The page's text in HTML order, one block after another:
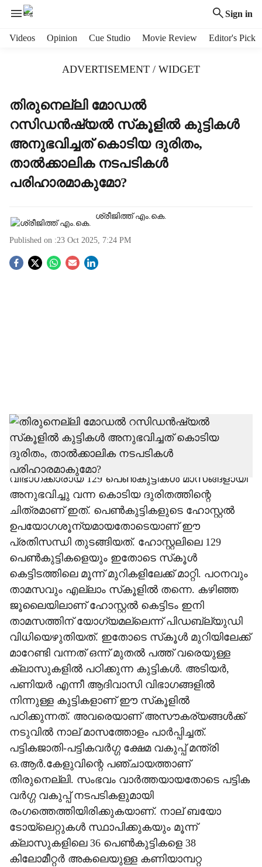
Sign in
Videos Opinion Cue Studio Movie Review Editor's Pick
ADVERTISEMENT / WIDGET
തിരുനെല്ലി മോഡല്‍
റസിഡന്‍ഷ്യല്‍ സ്‌കൂളില്‍ കുട്ടികള്‍
അനുഭവിച്ചത് കൊടിയ ദുരിതം,
താല്‍ക്കാലിക നടപടികള്‍
പരിഹാരമാകുമോ?
ശ്രീജിത്ത് എം.കെ.
Published on :23 Oct 2025, 7:24 PM
S
h
a
r
e
രാത്രികളില്‍ നൂറിലേറെ കുട്ടികള്‍ക്കായി ഒരു
ടോയ്‌ലെറ്റ് മാത്രം. വയനാട് തിരുനെല്ലി
മോഡല്‍ റസിഡന്‍ഷ്യല്‍ സ്‌കൂളിലെ ആദിവാസി
വിഭാഗക്കാരായ 129 പെണ്‍കുട്ടികള്‍ മാസങ്ങളായി
അനുഭവിച്ചു വന്ന കൊടിയ ദുരിതത്തിന്റെ
ചിത്രമാണ് ഇത്. പെണ്‍കുട്ടികളുടെ ഹോസ്റ്റല്‍
ഉപയോഗശൂന്യമായതോടെയാണ് ഈ
പ്രതിസന്ധി തുടങ്ങിയത്. ഹോസ്റ്റലിലെ 129
പെണ്‍കുട്ടികളെയും ഇതോടെ സ്‌കൂള്‍
കെട്ടിടത്തിലെ മൂന്ന് മുറികളിലേക്ക് മാറ്റി. പഠനവും
താമസവും എല്ലാം സ്‌കൂളില്‍ തന്നെ. കഴിഞ്ഞ
ജൂലൈയിലാണ് ഹോസ്റ്റല്‍ കെട്ടിടം ഇനി
താമസത്തിന് യോഗ്യമല്ലെന്ന് പിഡബ്ല്യുഡി
വിധിയെഴുതിയത്. ഇതോടെ സ്‌കൂള്‍ മുറിയിലേക്ക്
മാറേണ്ടി വന്നത് ഒന്ന് മുതല്‍ പത്ത് വരെയുള്ള
ക്ലാസുകളില്‍ പഠിക്കുന്ന കുട്ടികള്‍. അടിയര്‍,
പണിയര്‍ എന്നീ ആദിവാസി വിഭാഗങ്ങളില്‍
നിന്നുള്ള കുട്ടികളാണ് ഈ സ്‌കൂളില്‍
പഠിക്കുന്നത്. അവരെയാണ് അസൗകര്യങ്ങള്‍ക്ക്
നടുവില്‍ നാല് മാസത്തോളം പാര്‍പ്പിച്ചത്.
പട്ടികജാതി-പട്ടികവര്‍ഗ്ഗ ക്ഷേമ വകുപ്പ് മന്ത്രി
ഒ.ആര്‍.കേളുവിന്റെ പഞ്ചായത്താണ്
തിരുനെല്ലി. സംഭവം വാര്‍ത്തയായതോടെ പട്ടിക
വര്‍ഗ്ഗ വകുപ്പ് നടപടികളുമായി
രംഗത്തെത്തിയിരിക്കുകയാണ്. നാല് ബയോ
ടോയ്‌ലെറ്റുകള്‍ സ്ഥാപിക്കുകയും മൂന്ന്
ക്ലാസുകളിലെ 36 പെണ്‍കുട്ടികളെ 38
കിലോമീറ്റര്‍ അകലെയുള്ള കണിയാമ്പറ്റ